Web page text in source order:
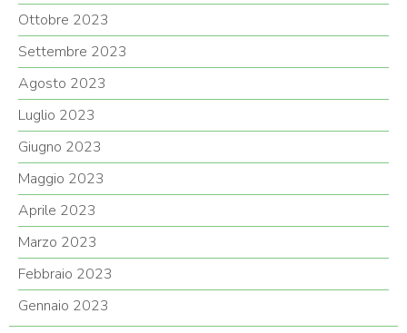
Ottobre 2023
Settembre 2023
Agosto 2023
Luglio 2023
Giugno 2023
Maggio 2023
Aprile 2023
Marzo 2023
Febbraio 2023
Gennaio 2023